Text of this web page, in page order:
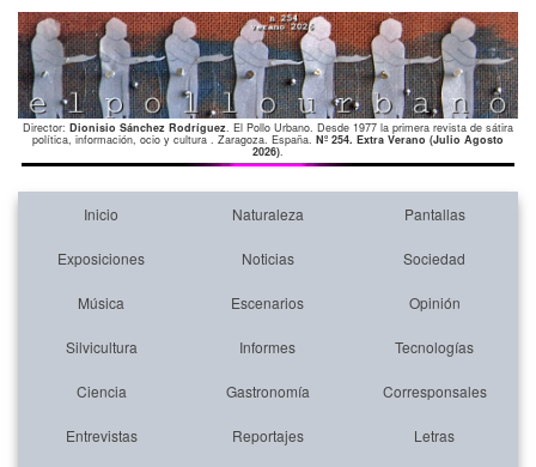
Director: Dionisio Sánchez Rodríguez. El Pollo Urbano. Desde 1977 la primera revista de sátira
política, información, ocio y cultura . Zaragoza. España. Nº 254. Extra Verano (Julio Agosto
2026).
Inicio Naturaleza Pantallas
Exposiciones Noticias Sociedad
Música Escenarios Opinión
Silvicultura Informes Tecnologías
Ciencia Gastronomía Corresponsales
Entrevistas Reportajes Letras